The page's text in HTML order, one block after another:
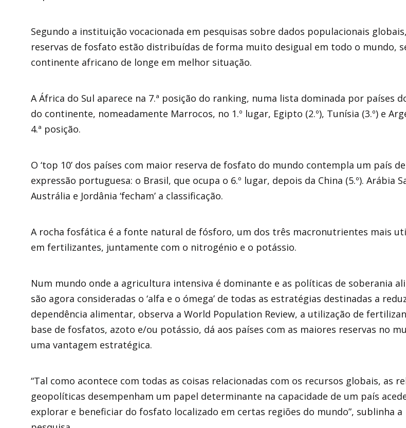
Segundo a instituição vocacionada em pesquisas sobre dados populacionais
reservas de fosfato estão distribuídas de forma muito desigual em todo o mundo,
continente africano de longe em melhor situação.
A África do Sul aparece na 7.ª posição do ranking, numa lista dominada por países
do continente, nomeadamente Marrocos, no 1.º lugar, Egipto (2.º), Tunísia (3.º) e
4.ª posição.
O ‘top 10’ dos países com maior reserva de fosfato do mundo contempla um país de
expressão portuguesa: o Brasil, que ocupa o 6.º lugar, depois da China (5.º). Arábia
Austrália e Jordânia ‘fecham’ a classificação.
A rocha fosfática é a fonte natural de fósforo, um dos três macronutrientes mais
em fertilizantes, juntamente com o nitrogénio e o potássio.
Num mundo onde a agricultura intensiva é dominante e as políticas de soberania
são agora consideradas o ‘alfa e o ómega’ de todas as estratégias destinadas a
dependência alimentar, observa a World Population Review, a utilização de
base de fosfatos, azoto e/ou potássio, dá aos países com as maiores reservas no
uma vantagem estratégica.
“Tal como acontece com todas as coisas relacionadas com os recursos globais, as
geopolíticas desempenham um papel determinante na capacidade de um país
explorar e beneficiar do fosfato localizado em certas regiões do mundo”, sublinha a